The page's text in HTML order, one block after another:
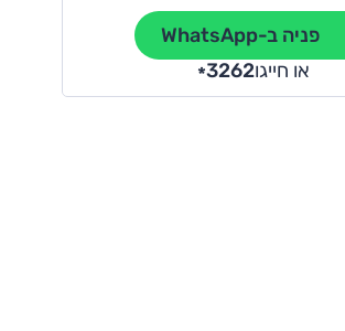
פניה ב-WhatsApp
או חייגו
*3262